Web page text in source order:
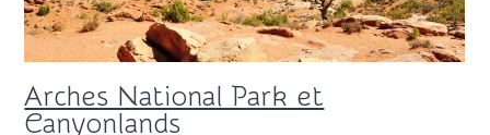
Arches National Park et
Canyonlands